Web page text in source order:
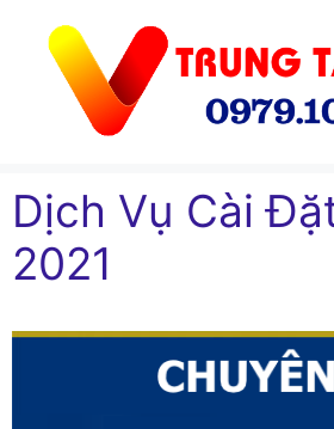
Dịch Vụ Cài
2021